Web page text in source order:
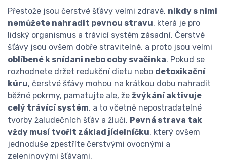
Přestože jsou čerstvé šťávy velmi zdravé, nikdy s nimi
nemůžete nahradit pevnou stravu, která je pro
lidský organismus a trávicí systém zásadní. Čerstvé
šťávy jsou ovšem dobře stravitelné, a proto jsou velmi
oblíbené k snídani nebo coby svačinka. Pokud se
rozhodnete držet redukční dietu nebo detoxikační
kúru, čerstvé šťávy mohou na krátkou dobu nahradit
běžné pokrmy, pamatujte ale, že žvýkání aktivuje
celý trávící systém, a to včetně nepostradatelné
tvorby žaludečních šťáv a žluči. Pevná strava tak
vždy musí tvořit základ jídelníčku, který ovšem
jednoduše zpestříte čerstvými ovocnými a
zeleninovými šťávami.